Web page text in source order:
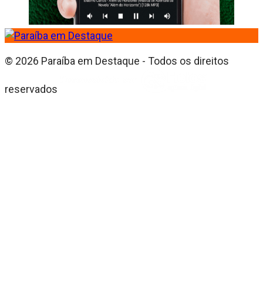
© 2026 Paraíba em Destaque - Todos os direitos
reservados